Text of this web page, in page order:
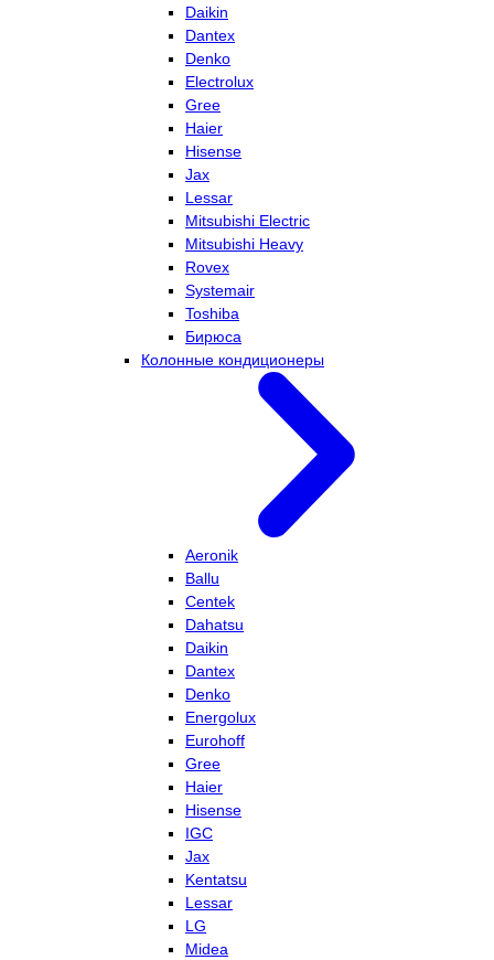
Daikin
Dantex
Denko
Electrolux
Gree
Haier
Hisense
Jax
Lessar
Mitsubishi Electric
Mitsubishi Heavy
Rovex
Systemair
Toshiba
Бирюса
Колонные кондиционеры
Aeronik
Ballu
Centek
Dahatsu
Daikin
Dantex
Denko
Energolux
Eurohoff
Gree
Haier
Hisense
IGC
Jax
Kentatsu
Lessar
LG
Midea